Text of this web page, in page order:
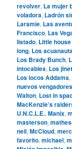
revolver, La mujer
voladora, Ladrón
Laramie, Las
Francisco, Las
listado, Little
long, Los
Los Brady Bunch,
intocables, Los
Los locos Addams,
nuevos vengadores
Walton, Lost in
MacKenzie’s
U.N.C.L.E.,Manix,
masterson,
neil,McCloud,
favorito,michael,